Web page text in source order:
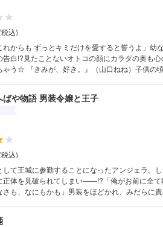
込)
れからも ずっとキミだけを愛すると誓うよ」幼
告白!?見たことないオトコの顔にカラダの奥も
ゃう☆ 『きみが、好き。』（山口ねね）子供の
檎を召し上がれ』（佐木田すい）腐れ縁のイケ
でヤラれちゃって…!? 『初恋シークレット』（山
関係!?濃厚Hでイキっぱなし!! 『幼なじみの王子
好きだった年上のお兄ちゃんに手とり足とり溺愛
きゃダメ！』（伊さらこてん）すごく仲が良か
して我慢できずに野外で…!? 『キャンディーリ
い頃から仲良しのカレ。冗談でじゃれてたら急に
ラスト：ひなた巴 ※本アンソロジー収録作品の
重複している作品もございます。
や物語 男装令嬢と王子
込)
して王城に参勤することになったアンジェラ。
正体を見破られてしまい――!?「俺がお前に全て
さも、なにもかも」男装をほどかれ、みだらに